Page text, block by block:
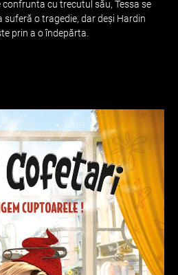
cu trecutul său, Tessa se
suferă o tragedie, dar deși Hardin
prin a o îndepărta.